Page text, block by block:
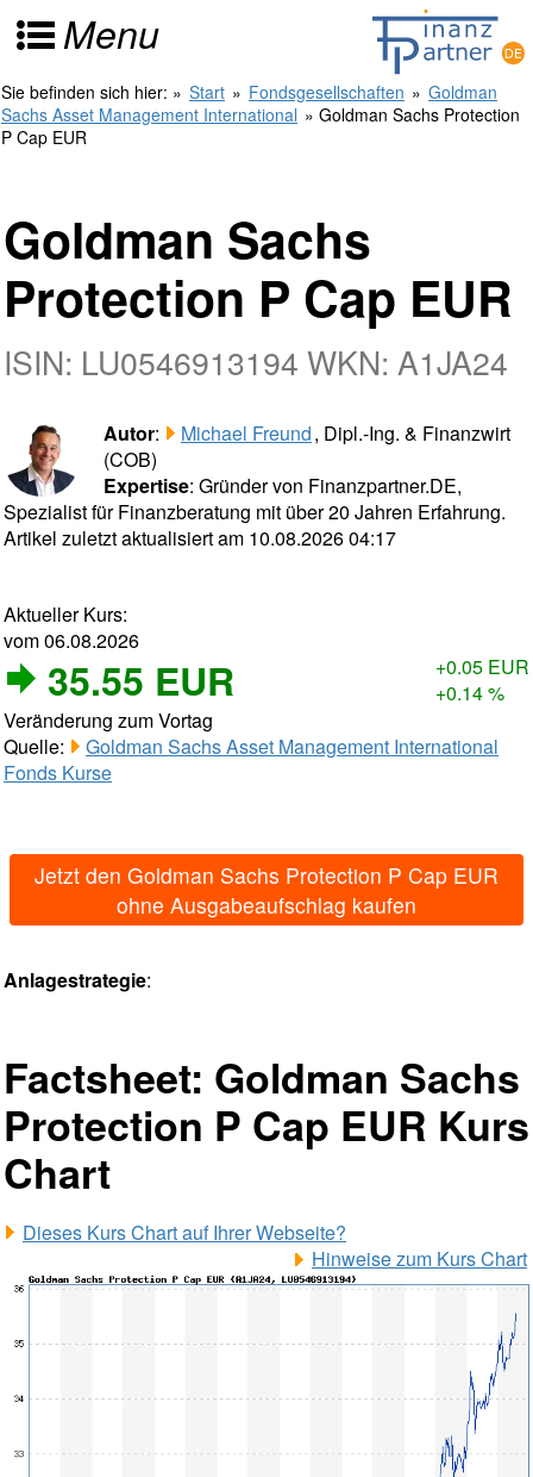
Menu
Sie befinden sich hier: » Start » Fondsgesellschaften » Goldman
Sachs Asset Management International » Goldman Sachs Protection
P Cap EUR
Goldman Sachs
Protection P Cap EUR
ISIN: LU0546913194 WKN: A1JA24
Autor: Michael Freund, Dipl.-Ing. & Finanzwirt
(COB)
Expertise: Gründer von Finanzpartner.DE,
Spezialist für Finanzberatung mit über 20 Jahren Erfahrung.
Artikel zuletzt aktualisiert am 10.08.2026 04:17
Aktueller Kurs:
vom 06.08.2026
35.55 EUR
+0.05 EUR
+0.14 %
Veränderung zum Vortag
Quelle:
Goldman Sachs Asset Management International
Fonds Kurse
Jetzt den Goldman Sachs Protection P Cap EUR
ohne Ausgabeaufschlag kaufen
Anlagestrategie:
Factsheet: Goldman Sachs
Protection P Cap EUR Kurs
Chart
Dieses Kurs Chart auf Ihrer Webseite?
Hinweise zum Kurs Chart